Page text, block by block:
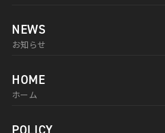
NEWS
お知らせ
HOME
ホーム